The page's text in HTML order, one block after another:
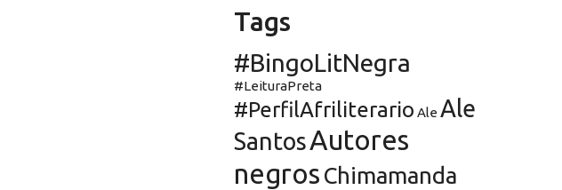
Tags
#BingoLitNegra
#LeituraPreta
#PerfilAfriliterario Ale Ale
SantosAutores
negros Chimamanda